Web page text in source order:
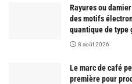
Rayures ou
des motifs
quantique de type
8 août 2026
Le marc de café
première pour